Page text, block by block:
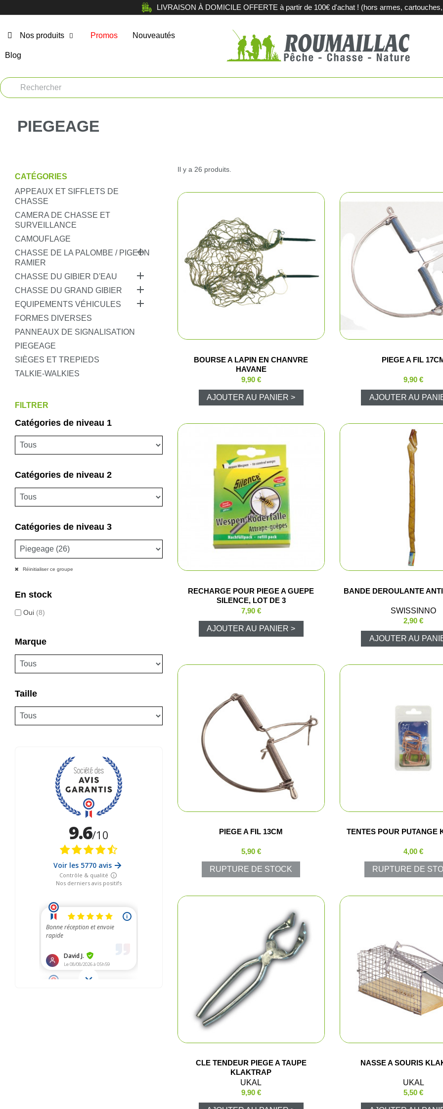
LIVRAISON À DOMICILE OFFERTE à partir de 100€ d'achat ! (hors armes,
Nos produits
Atelier
Tir Sportif
Chiens
Pêche
Coutellerie
Armes de défense
Loisirs
Coffres
Bagagerie
Optiques Acier et
Bourre
Magnum
Appeaux et
Camouflage
Caméra de
Piegeage
Chasse du
Chasse du
Chasse de
Talkie-
Vision
Lunettes de
Viseurs
Télescopes
Malettes
Sac,
Pêche
Chasse
Randonnée et détente
Gilets
Pantalons
Promos Nouveautés
Blog
PIEGEAGE
CATÉGORIES
APPEAUX ET SIFFLETS DE
CHASSE
CAMERA DE CHASSE ET
SURVEILLANCE
CAMOUFLAGE
CHASSE DE LA PALOMBE / PIGEON
RAMIER

CHASSE DU GIBIER D'EAU 
CHASSE DU GRAND GIBIER 
EQUIPEMENTS VÉHICULES 
FORMES DIVERSES
PANNEAUX DE SIGNALISATION
PIEGEAGE
SIÈGES ET TREPIEDS
TALKIE-WALKIES
FILTRER
Catégories de niveau 1
Catégories de niveau 2
Catégories de niveau 3
Réinitialiser ce groupe
En stock
Oui (8)
Marque
Taille
Il y a 26 produits.
BOURSE A LAPIN EN CHANVRE
HAVANE
9,90 €
AJOUTER AU PANIER >
PIEGE A FIL
9,90 €
AJOUTER AU
RECHARGE POUR PIEGE A GUEPE
SILENCE, LOT DE 3
7,90 €
AJOUTER AU PANIER >
BANDE DEROULANTE
SWISSINNO
2,90 €
AJOUTER AU
PIEGE A FIL 13CM
5,90 €
RUPTURE DE STOCK
TENTES POUR PUTANGE
4,00 €
RUPTURE DE
CLE TENDEUR PIEGE A TAUPE
KLAKTRAP
UKAL
9,90 €
NASSE A SOURIS
UKAL
5,50 €